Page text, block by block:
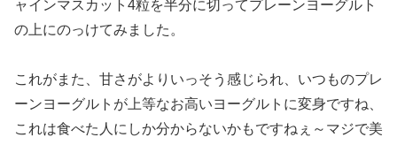
ャインマスカット4粒を半分に切ってプレーンヨーグルト
の上にのっけてみました。
これがまた、甘さがよりいっそう感じられ、いつものプレ
ーンヨーグルトが上等なお高いヨーグルトに変身ですね、
これは食べた人にしか分からないかもですねぇ～マジで美